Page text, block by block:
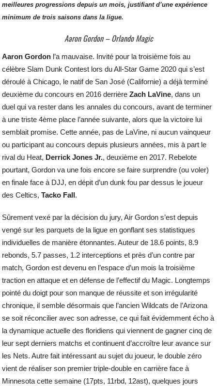
meilleures progressions depuis un mois, justifiant d’une expérience
minimum de trois saisons dans la ligue.
Aaron Gordon – Orlando Magic
Aaron Gordon l’a mauvaise. Invité pour la troisième fois au
célèbre Slam Dunk Contest lors du All-Star Game 2020 qui s’est
déroulé à Chicago, le natif de San José (Californie) a déjà terminé
deuxième du concours en 2016 derrièreZach LaVine, dans un
duel qui va rester dans les annales du concours, avant de terminer
à une triste 4ème place l’année suivante, alors que la victoire lui
semblait promise. Cette année, pas de LaVine, ni aucun vainqueur
ou participant au concours depuis plusieurs années, mis à part le
rival du Heat, Derrick Jones Jr., deuxième en 2017. Rebelote
pourtant, Gordon va une fois encore se faire surprendre (ou voler)
en finale face à DJJ, en dépit d’un dunk fou par dessus le joueur
des Celtics,Tacko Fall .
Sûrement vexé par la décision du jury, Air Gordon s’est depuis
vengé sur les parquets de la ligue en gonflant ses statistiques
individuelles de manière étonnantes. Auteur de 18.6 points, 8.9
rebonds, 5.7 passes, 1.2 interceptions et près d’un contre par
match, Gordon est devenu en l’espace d’un mois la troisième
traction en attaque et en défense de l’effectif du Magic. Longtemps
pointé du doigt pour son manque de réussite et son irrégularité
chronique, il semble désormais que l’ancien Wildcats de l’Arizona
se soit réconcilier avec son adresse, ce qui fait évidemment écho à
la dynamique actuelle des floridiens qui viennent de gagner cinq de
leur sept derniers matchs et continuent d’accroître leur avance sur
les Nets. Autre fait intéressant au sujet du joueur, le double zéro
vient de réaliser son premier triple-double en carrière face à
Minnesota cette semaine (17pts, 11rbd, 12ast), quelques jours